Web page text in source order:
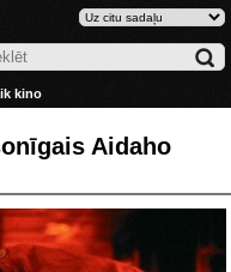
kino
Aidaho